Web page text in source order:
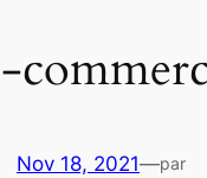
Nov 18, 2021—par